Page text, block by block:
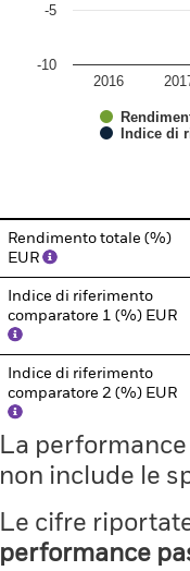
Indice di
2016
-10
-5
Rendimento totale (%)
EUR
Indice di riferimento
comparatore 1 (%) EUR
Indice di riferimento
comparatore 2 (%) EUR
La
non include le
Le cifre
performance